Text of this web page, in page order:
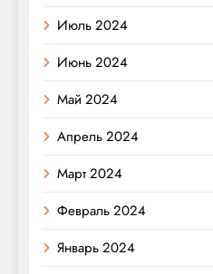
Июль 2024
Июнь 2024
Май 2024
Апрель 2024
Март 2024
Февраль 2024
Январь 2024